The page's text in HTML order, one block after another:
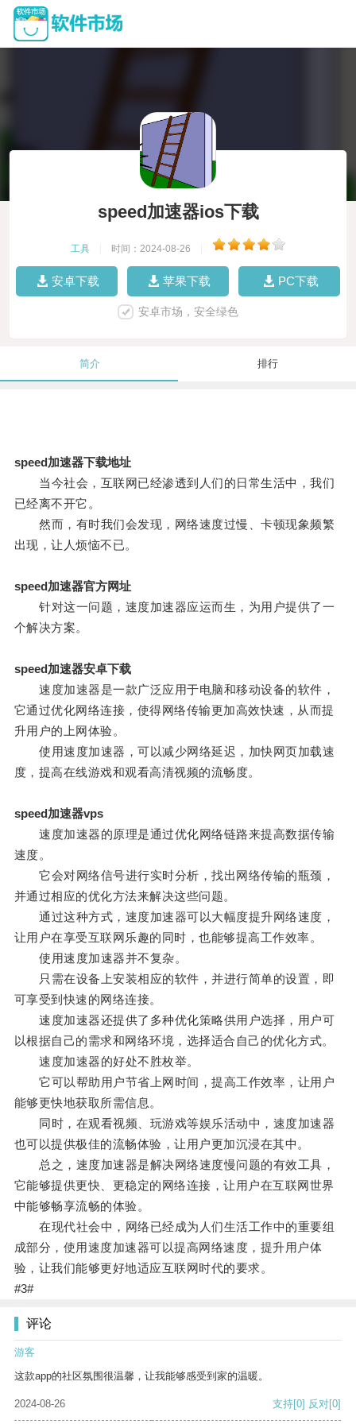
speed加速器ios下载
工具 时间：2024-08-26
安卓下载 苹果下载 PC下载
安卓市场，安全绿色
简介 排行
speed加速器下载地址
当今社会，互联网已经渗透到人们的日常生活中，我们
已经离不开它。
然而，有时我们会发现，网络速度过慢、卡顿现象频繁
出现，让人烦恼不已。
speed加速器官方网址
针对这一问题，速度加速器应运而生，为用户提供了一
个解决方案。
speed加速器安卓下载
速度加速器是一款广泛应用于电脑和移动设备的软件，
它通过优化网络连接，使得网络传输更加高效快速，从而提
升用户的上网体验。
使用速度加速器，可以减少网络延迟，加快网页加载速
度，提高在线游戏和观看高清视频的流畅度。
speed加速器vps
速度加速器的原理是通过优化网络链路来提高数据传输
速度。
它会对网络信号进行实时分析，找出网络传输的瓶颈，
并通过相应的优化方法来解决这些问题。
通过这种方式，速度加速器可以大幅度提升网络速度，
让用户在享受互联网乐趣的同时，也能够提高工作效率。
使用速度加速器并不复杂。
只需在设备上安装相应的软件，并进行简单的设置，即
可享受到快速的网络连接。
速度加速器还提供了多种优化策略供用户选择，用户可
以根据自己的需求和网络环境，选择适合自己的优化方式。
速度加速器的好处不胜枚举。
它可以帮助用户节省上网时间，提高工作效率，让用户
能够更快地获取所需信息。
同时，在观看视频、玩游戏等娱乐活动中，速度加速器
也可以提供极佳的流畅体验，让用户更加沉浸在其中。
总之，速度加速器是解决网络速度慢问题的有效工具，
它能够提供更快、更稳定的网络连接，让用户在互联网世界
中能够畅享流畅的体验。
在现代社会中，网络已经成为人们生活工作中的重要组
成部分，使用速度加速器可以提高网络速度，提升用户体
验，让我们能够更好地适应互联网时代的要求。
#3#
评论
游客
这款app的社区氛围很温馨，让我能够感受到家的温暖。
2024-08-26 支持[0] 反对[0]